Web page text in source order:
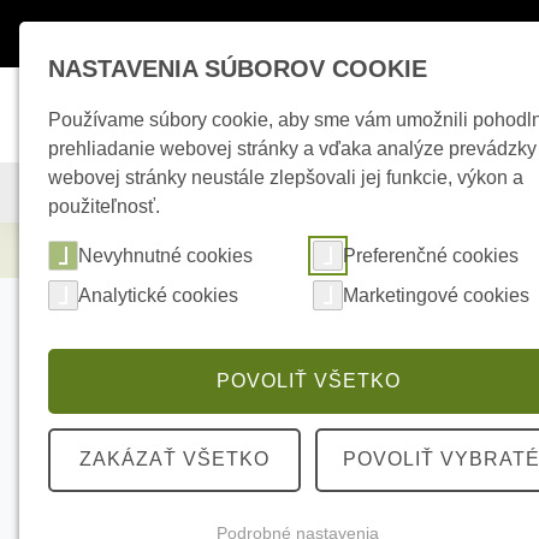
KAMEROVÉ SYSTÉMY ZABEZPEČOVACIE SYSTÉMY
Kamerové systémy HIKVISION DS-
NASTAVENIA SÚBOROV COOKIE
Používame súbory cookie, aby sme vám umožnili
prehliadanie webovej stránky a vďaka analýze prevádzky
webovej stránky neustále zlepšovali jej funkcie, výkon a
použiteľnosť.
Nevyhnutné cookies
Preferenčné cookies
Analytické cookies
Marketingové cookies
POVOLIŤ VŠETKO
ZAKÁZAŤ VŠETKO POVOLIŤ VYBRATÉ
Podrobné nastavenia